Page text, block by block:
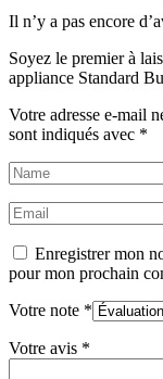
Il n’y a pas encore
Soyez le premier à
appliance Standard
Votre adresse e-mail
sont indiqués avec *
Enregistrer mon
pour mon prochain
Votre note *
Votre avis *